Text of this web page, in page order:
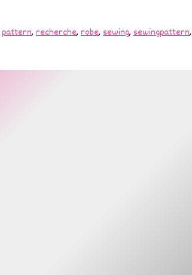
pattern,recherche,robe,sewing,sewingpattern,